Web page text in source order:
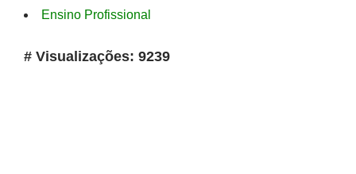
Ensino Profissional
# Visualizações: 9239